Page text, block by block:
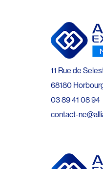
11 Rue de
68180
03 89 41 08 94
contact-